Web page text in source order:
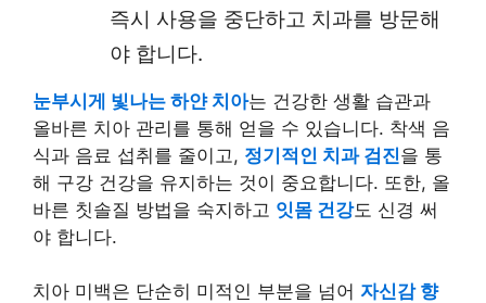
즉시 사용을 중단하고 치과를 방문해
야 합니다.
눈부시게 빛나는 하얀 치아는 건강한 생활 습관과
올바른 치아 관리를 통해 얻을 수 있습니다. 착색 음
식과 음료 섭취를 줄이고, 정기적인 치과 검진을 통
해 구강 건강을 유지하는 것이 중요합니다. 또한, 올
바른 칫솔질 방법을 숙지하고 잇몸 건강도 신경 써
야 합니다.
치아 미백은 단순히 미적인 부분을 넘어 자신감 향